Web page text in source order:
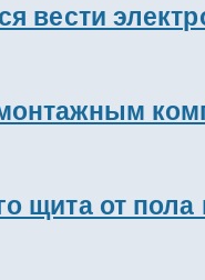
вести
щита от